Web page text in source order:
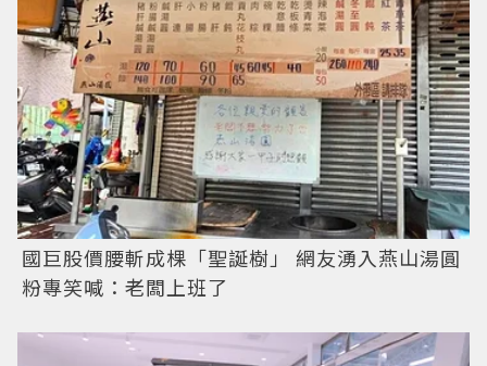
國巨股價腰斬成棵「聖誕樹」 網友湧入燕山湯圓
粉專笑喊：老闆上班了